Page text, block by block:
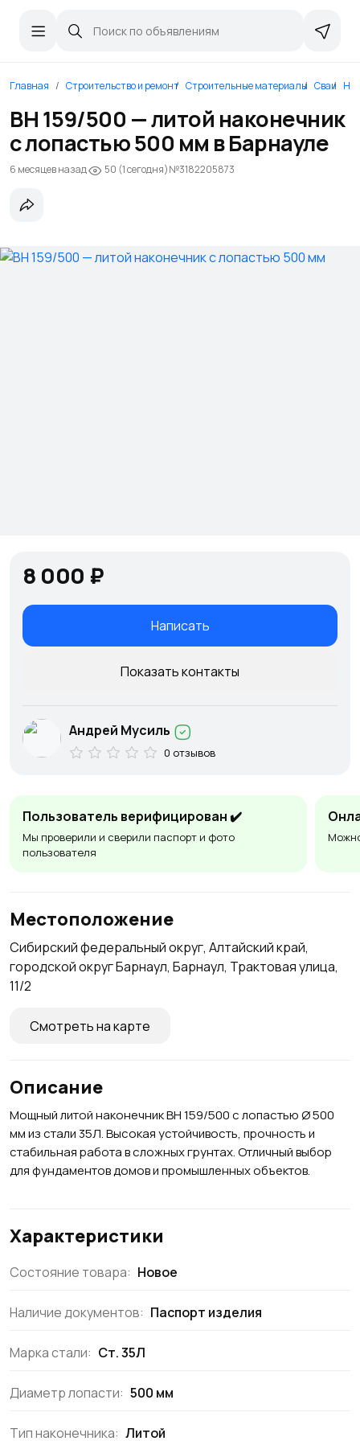
Главная Строительство и ремонт Строительные материалы Сваи
ВН 159/500 — литой наконечник
с лопастью 500 мм в Барнауле
6 месяцев назад 50 (1 сегодня)№3182205873
Пользователь верифицирован ✔️
Мы проверили и сверили паспорт и фото
пользователя
Местоположение
Сибирский федеральный округ, Алтайский край,
городской округ Барнаул, Барнаул, Трактовая улица,
11/2
Смотреть на карте
Описание
Мощный литой наконечник ВН 159/500 с лопастью Ø 500
мм из стали 35Л. Высокая устойчивость, прочность и
стабильная работа в сложных грунтах. Отличный выбор
для фундаментов домов и промышленных объектов.
Характеристики
Состояние товара: Новое
Наличие документов: Паспорт изделия
Марка стали: Ст. 35Л
Диаметр лопасти: 500 мм
Тип наконечника: Литой
8 000 ₽
Написать
Показать контакты
Андрей Мусиль
0 отзывов